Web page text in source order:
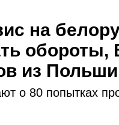
на
обороты,
из Польши
о 80 попытках